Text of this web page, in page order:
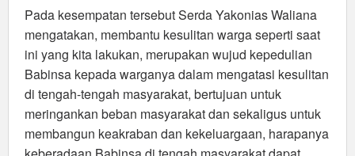
Pada kesempatan tersebut Serda Yakonias Waliana
mengatakan, membantu kesulitan warga seperti saat
ini yang kita lakukan, merupakan wujud kepedulian
Babinsa kepada warganya dalam mengatasi kesulitan
di tengah-tengah masyarakat, bertujuan untuk
meringankan beban masyarakat dan sekaligus untuk
membangun keakraban dan kekeluargaan, harapanya